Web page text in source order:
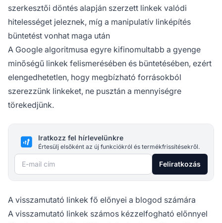
szerkesztői döntés alapján szerzett linkek valódi
hitelességet jeleznek, míg a manipulatív linképítés
büntetést vonhat maga után
A Google algoritmusa egyre kifinomultabb a gyenge
minőségű linkek felismerésében és büntetésében, ezért
elengedhetetlen, hogy megbízható forrásokból
szerezzünk linkeket, ne pusztán a mennyiségre
törekedjünk.
Iratkozz fel hírlevelünkre
Értesülj elsőként az új funkciókról és termékfrissítésekről.
E-mail cím Feliratkozás
A visszamutató linkek fő előnyei a blogod számára
A visszamutató linkek számos kézzelfogható előnnyel